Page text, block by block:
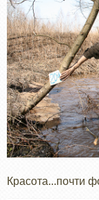
Красота...почти